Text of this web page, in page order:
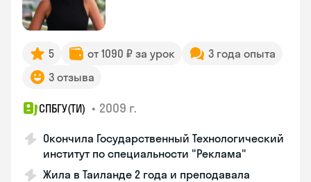
5 от 1090 ₽ за урок
3 года опыта
3 отзыва
СПБГУ(ТИ) • 2009 г.
Окончила Государственный Технологический
институт по специальности "Реклама"
Жила в Таиланде 2 года и преподавала